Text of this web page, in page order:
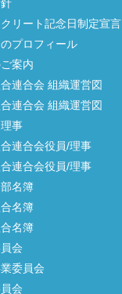
リート記念日制定宣言
プロフィール
案内
連合会 組織運営図
連合会 組織運営図
事
連合会役員/理事
連合会役員/理事
名簿
名簿
名簿
会
委員会
会